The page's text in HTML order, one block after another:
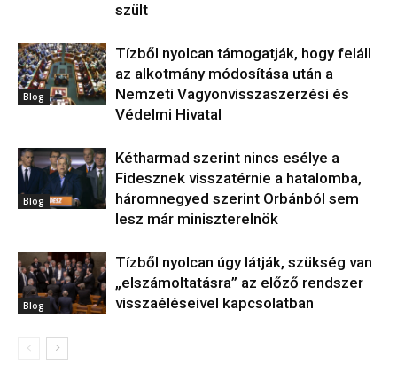
szült
Blog
Tízből nyolcan támogatják, hogy feláll
az alkotmány módosítása után a
Nemzeti Vagyonvisszaszerzési és
Védelmi Hivatal
Blog
Kétharmad szerint nincs esélye a
Fidesznek visszatérnie a hatalomba,
háromnegyed szerint Orbánból sem
lesz már miniszterelnök
Blog
Tízből nyolcan úgy látják, szükség van
„elszámoltatásra” az előző rendszer
visszaéléseivel kapcsolatban